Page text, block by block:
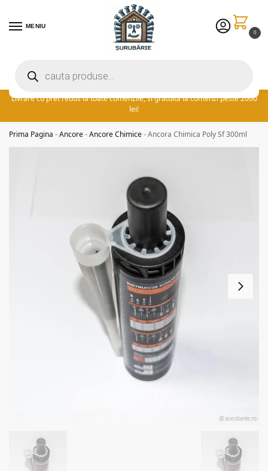
MENIU
0
reducere la comenzile peste 300 lei! adauga cuponul ‘FIDSUR’ la
Livrare cu pret redus la toate comenzile, si gratuita la comenzi peste 2000
lei!
Prima Pagina - Ancore - Ancore Chimice - Ancora Chimica Poly Sf 300ml